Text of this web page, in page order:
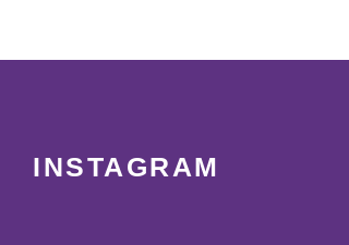
INSTAGRAM